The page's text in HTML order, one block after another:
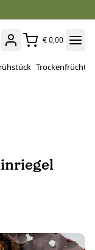
€ 0,00
Trockenfrüchte